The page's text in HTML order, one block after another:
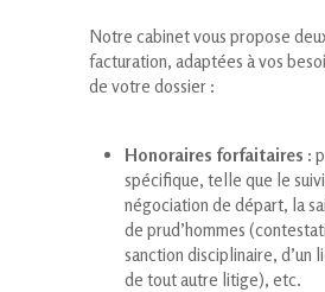
Notre cabinet vous propose
facturation, adaptées à vos
de votre dossier :
Honoraires forfaitaires :
spécifique, telle que le suivi
négociation de départ, la
de prud’hommes
sanction disciplinaire, d’un
de tout autre litige), etc.